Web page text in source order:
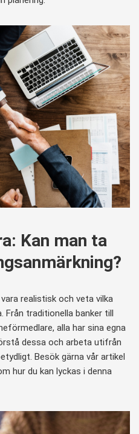
Kan man ta
realistisk och veta vilka
Från traditionella banker till
alla har sina egna
dessa och arbeta utifrån
Besök gärna vår artikel
hur du kan lyckas i denna